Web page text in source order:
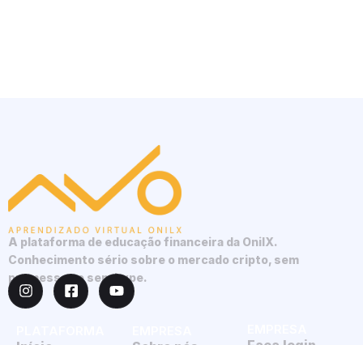
A plataforma de educação financeira da OnilX.
Conhecimento sério sobre o mercado cripto, sem
promessas e sem hype.